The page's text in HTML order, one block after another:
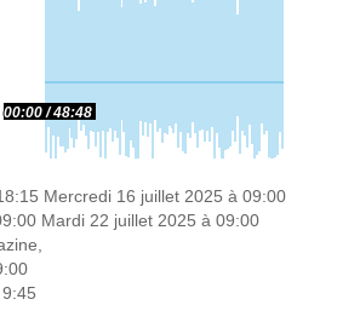
00:00 48:48
Mercredi 16 juillet 2025 à 09:00
Mardi 22 juillet 2025 à 09:00